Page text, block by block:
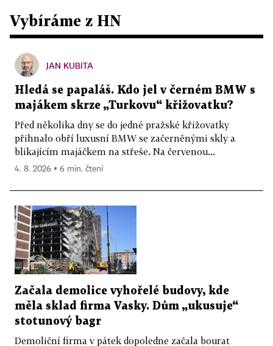
Vybíráme z HN
JAN KUBITA
Hledá se papaláš. Kdo jel v černém BMW s
majákem skrze „Turkovu“ křižovatku?
Před několika dny se do jedné pražské křižovatky
přihnalo obří luxusní BMW se začerněnými skly a
blikajícím majáčkem na střeše. Na červenou...
4. 8. 2026 ▪ 6 min. čtení
Začala demolice vyhořelé budovy, kde
měla sklad firma Vasky. Dům „ukusuje“
stotunový bagr
Demoliční firma v pátek dopoledne začala bourat